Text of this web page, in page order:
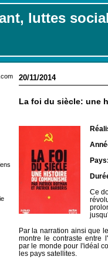
luttes
20/11/2014
La foi du siècle: une
Ce
Par la narration ainsi que
montre le contraste entre
par le monde pour l'idéal
les pays satellites.